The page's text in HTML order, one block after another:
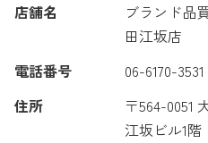
店舗名
ブランド品
田江坂店
電話番号
06-6170-3531
住所
〒564-0051
江坂ビル1階